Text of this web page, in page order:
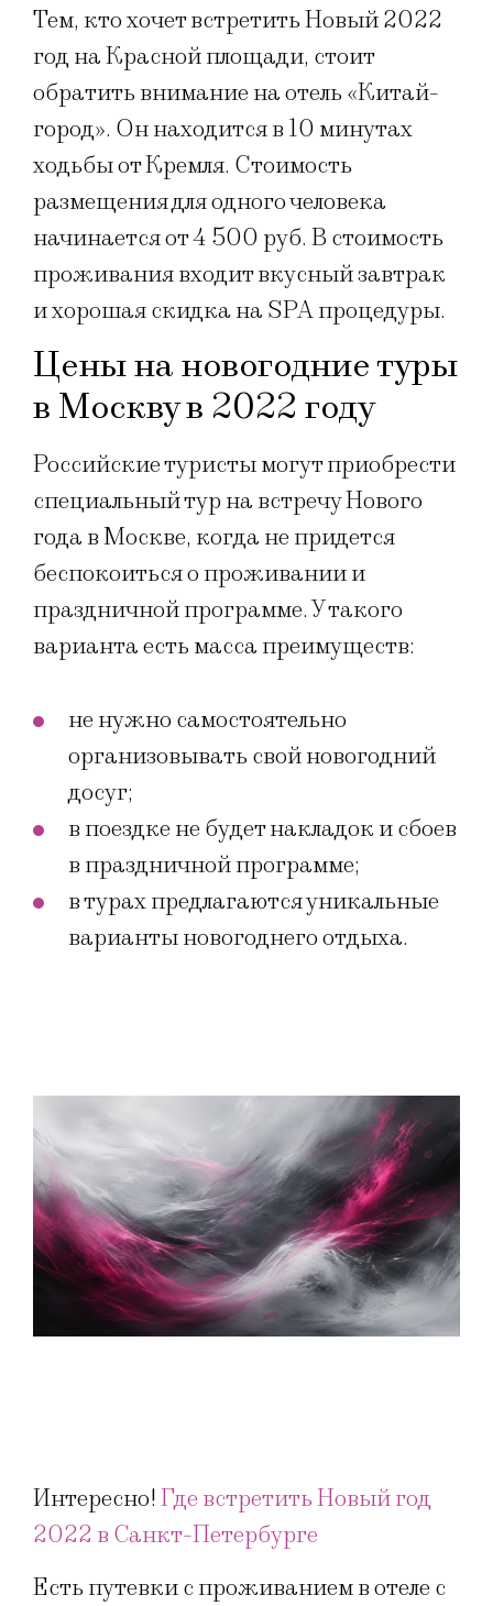
Тем, кто хочет встретить Новый 2022
год на Красной площади, стоит
обратить внимание на отель «Китай-
город». Он находится в 10 минутах
ходьбы от Кремля. Стоимость
размещения для одного человека
начинается от 4 500 руб. В стоимость
проживания входит вкусный завтрак
и хорошая скидка на SPA процедуры.
Цены на новогодние туры
в Москву в 2022 году
Российские туристы могут приобрести
специальный тур на встречу Нового
года в Москве, когда не придется
беспокоиться о проживании и
праздничной программе. У такого
варианта есть масса преимуществ:
не нужно самостоятельно
организовывать свой новогодний
досуг;
в поездке не будет накладок и сбоев
в праздничной программе;
в турах предлагаются уникальные
варианты новогоднего отдыха.
Интересно!Где встретить Новый год
2022 в Санкт-Петербурге
Есть путевки с проживанием в отеле с